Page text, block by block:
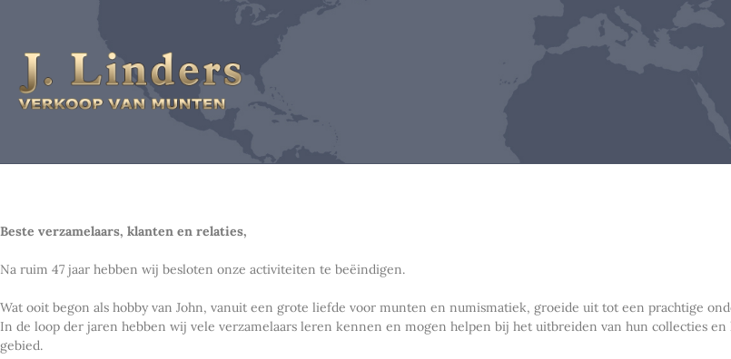
Beste verzamelaars, klanten en relaties,
Na ruim 47 jaar hebben wij besloten onze activiteiten te beëindigen.
Wat ooit begon als hobby van John, vanuit een grote liefde voor munten en numismatiek, groeide uit tot een prachtige
In de loop der jaren hebben wij vele verzamelaars leren kennen en mogen helpen bij het uitbreiden van hun collecties
gebied.